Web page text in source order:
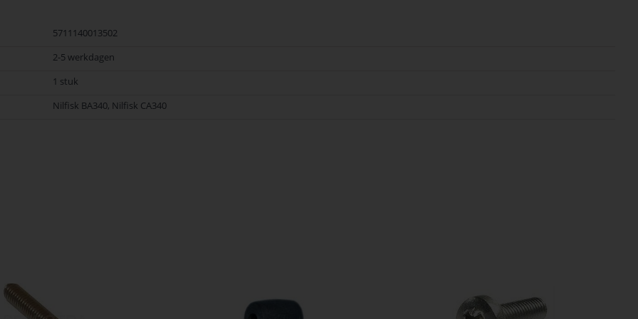
5711140013502
2-5 werkdagen
1 stuk
Nilfisk BA340, Nilfisk CA340